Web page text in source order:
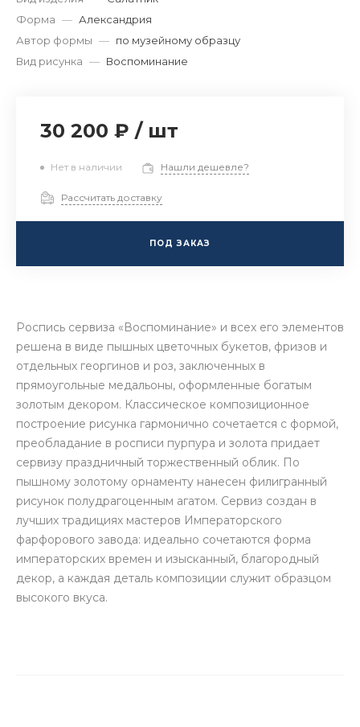
Форма — Александрия
Автор формы — по музейному образцу
Вид рисунка — Воспоминание
30 200 ₽ / шт
Нет в наличии Нашли дешевле?
Рассчитать доставку
ПОД ЗАКАЗ
Роспись сервиза «Воспоминание» и всех его элементов
решена в виде пышных цветочных букетов, фризов и
отдельных георгинов и роз, заключенных в
прямоугольные медальоны, оформленные богатым
золотым декором. Классическое композиционное
построение рисунка гармонично сочетается с формой,
преобладание в росписи пурпура и золота придает
сервизу праздничный торжественный облик. По
пышному золотому орнаменту нанесен филигранный
рисунок полудрагоценным агатом. Сервиз создан в
лучших традициях мастеров Императорского
фарфорового завода: идеально сочетаются форма
императорских времен и изысканный, благородный
декор, а каждая деталь композиции служит образцом
высокого вкуса.